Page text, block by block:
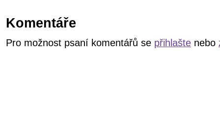
Komentáře
Pro možnost psaní komentářů se přihlašte nebo